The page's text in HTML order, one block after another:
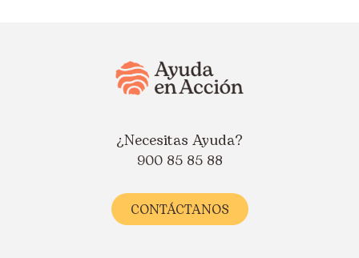
¿Necesitas Ayuda?
900 85 85 88
CONTÁCTANOS